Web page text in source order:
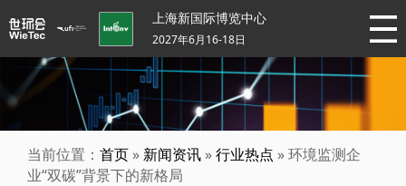
上海新国际博览中心
2027年6月16-18日
当前位置： 首页 » 新闻资讯 »行业热点 » 环境监测企
业“双碳”背景下的新格局